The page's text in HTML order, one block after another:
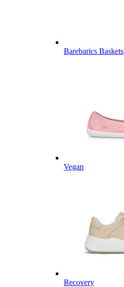
Barebarics Baskets
Vegan
Recovery